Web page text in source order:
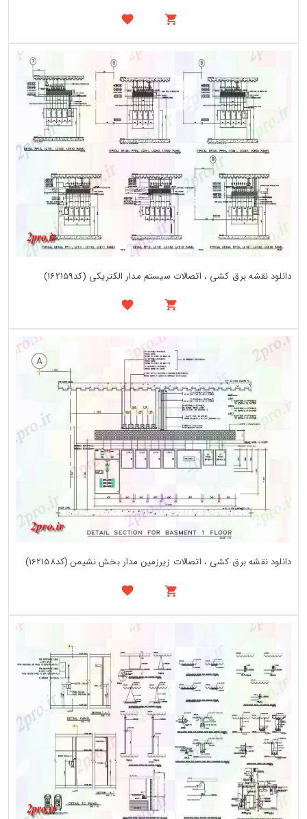
دانلود نقشه برق کشی ، اتصالات سیستم مدار الکتریکی (کد162159)
دانلود نقشه برق کشی ، اتصالات زیرزمین مدار بخش نشیمن (کد162158)